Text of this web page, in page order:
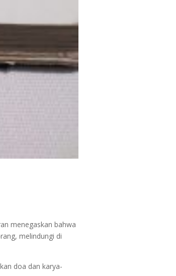
menegaskan bahwa
melindungi di
doa dan karya-